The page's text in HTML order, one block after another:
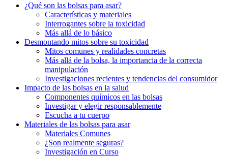
¿Qué son las bolsas para asar?
Características y materiales
Interrogantes⁤ sobre la⁣ toxicidad
Más ⁤allá de lo⁤ básico
Desmontando mitos sobre su toxicidad
Mitos comunes y realidades concretas
Más allá de⁤ la‍ bolsa, la importancia⁢ de la‌ correcta
manipulación
Investigaciones recientes y tendencias del consumidor
Impacto de las bolsas⁣ en la salud
Componentes químicos ‍en las bolsas
Investigar y⁢ elegir ⁤responsablemente
Escucha a tu​ cuerpo
Materiales de las bolsas para asar
Materiales Comunes
¿Son⁤ realmente seguras?
Investigación ‍en Curso